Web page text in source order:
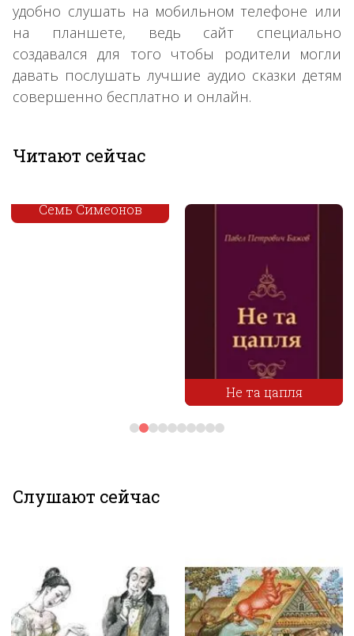
удобно слушать на мобильном телефоне или
на планшете, ведь сайт специально
создавался для того чтобы родители могли
давать послушать лучшие аудио сказки детям
совершенно бесплатно и онлайн.
Читают сейчас
Слаба жінка
Слушают сейчас